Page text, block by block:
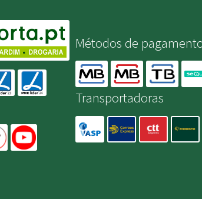
Métodos de
Transportadoras